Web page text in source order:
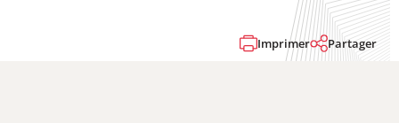
Imprimer Partager